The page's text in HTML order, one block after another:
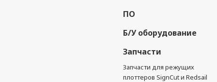
ПО
Б/У оборудование
Запчасти
Запчасти для режущих
плоттеров SignCut и Redsail